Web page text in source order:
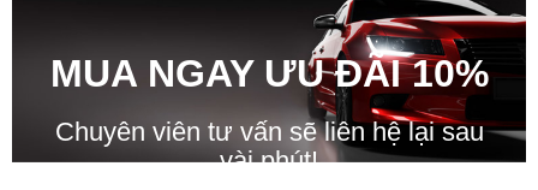
MUA NGAY ƯU ĐÃI10%
Chuyên viên tư vấn sẽ liên hệ lại sau
vài phút!